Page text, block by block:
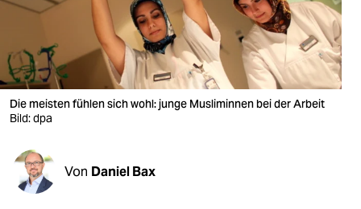
verlag
verlag
veranstaltungen
fragen & hilfe
unterstützen
Die meisten fühlen sich wohl: junge Musliminnen bei der Arbeit
Bild: dpa
Von Daniel Bax